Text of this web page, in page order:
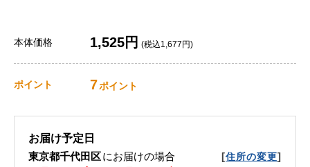
本体価格 1,525円 (税込1,677円)
ポイント 7ポイント
お届け予定日
東京都千代田区にお届けの場合 [住所の変更]